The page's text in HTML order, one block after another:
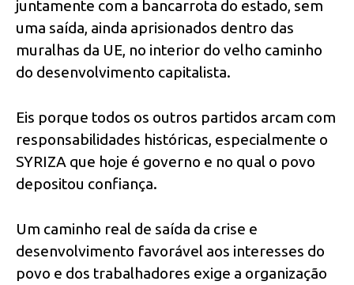
juntamente com a bancarrota do estado, sem
uma saída, ainda aprisionados dentro das
muralhas da UE, no interior do velho caminho
do desenvolvimento capitalista.
Eis porque todos os outros partidos arcam com
responsabilidades históricas, especialmente o
SYRIZA que hoje é governo e no qual o povo
depositou confiança.
Um caminho real de saída da crise e
desenvolvimento favorável aos interesses do
povo e dos trabalhadores exige a organização